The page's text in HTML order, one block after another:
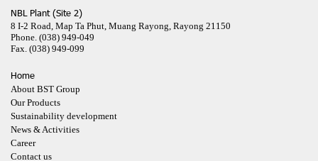
NBL Plant (Site 2)
8 I-2 Road, Map Ta Phut, Muang Rayong, Rayong 21150
Phone. (038) 949-049
Fax. (038) 949-099
Home
About BST Group
Our Products
Sustainability development
News & Activities
Career
Contact us